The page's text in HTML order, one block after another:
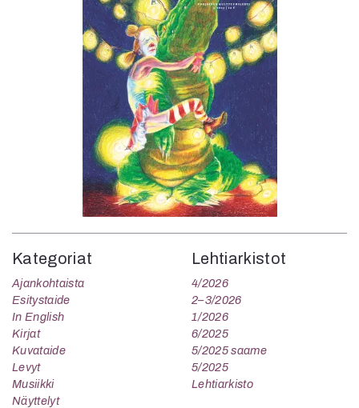
Kategoriat
Ajankohtaista
Esitystaide
In English
Kirjat
Kuvataide
Levyt
Musiikki
Näyttelyt
Lehtiarkistot
4/2026
2–3/2026
1/2026
6/2025
5/2025 saame
5/2025
Lehtiarkisto